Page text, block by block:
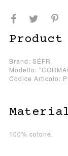
Brand: SÉFR
Modello:
Codice Articolo:
100% cotone.